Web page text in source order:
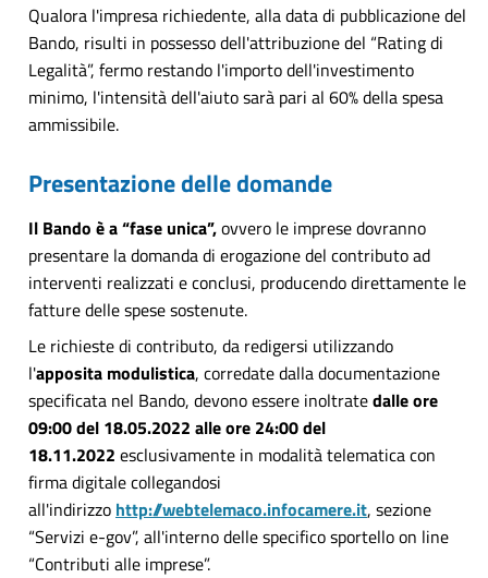
Qualora l'impresa richiedente, alla data di pubblicazione del
Bando, risulti in possesso dell'attribuzione del “Rating di
Legalità”, fermo restando l'importo dell'investimento
minimo, l'intensità dell'aiuto sarà pari al 60% della spesa
ammissibile.
Presentazione delle domande
Il Bando è a “fase unica”,ovvero le imprese dovranno
presentare la domanda di erogazione del contributo ad
interventi realizzati e conclusi, producendo direttamente le
fatture delle spese sostenute.
Le richieste di contributo, da redigersi utilizzando
l'apposita modulistica, corredate dalla documentazione
specificata nel Bando, devono essere inoltratedalle ore
09:00 del 18.05.2022 alle ore 24:00 del
18.11.2022 esclusivamente in modalità telematica con
firma digitale collegandosi
all'indirizzo http://webtelemaco.infocamere.it, sezione
“Servizi e-gov”, all'interno delle specifico sportello on line
“Contributi alle imprese”.